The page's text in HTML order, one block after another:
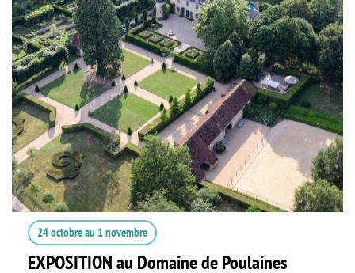
24 octobreau 1 novembre
EXPOSITION au Domaine de Poulaines